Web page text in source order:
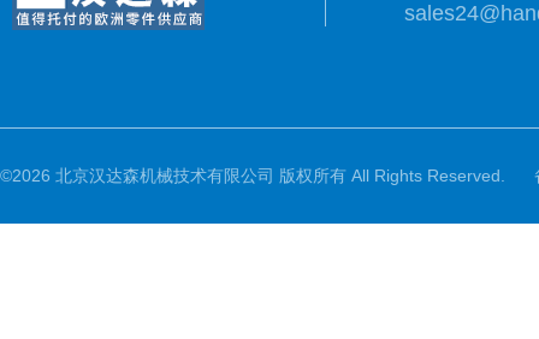
©2026 北京汉达森机械技术有限公司 版权所有 All Rights Reserved.